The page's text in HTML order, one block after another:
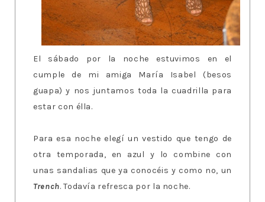
El sábado por la noche estuvimos en el
cumple de mi amiga María Isabel (besos
guapa) y nos juntamos toda la cuadrilla para
estar con élla.
Para esa noche elegí un vestido que tengo de
otra temporada, en azul y lo combine con
unas sandalias que ya conocéis y como no, un
Trench. Todavía refresca por la noche.